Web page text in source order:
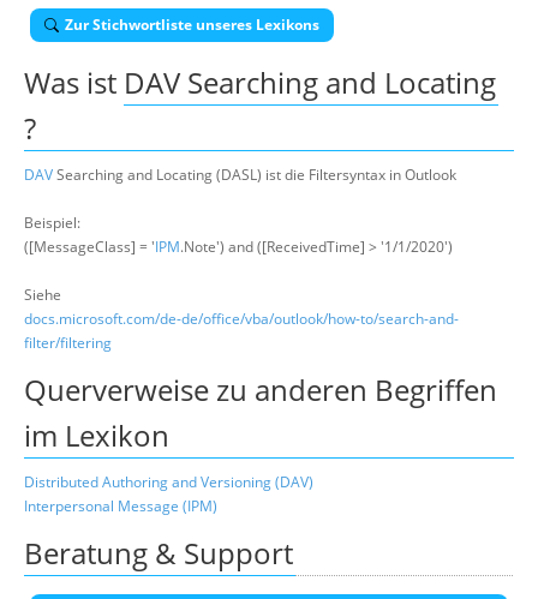
Zur Stichwortliste unseres Lexikons
Was ist DAV Searching and Locating
?
DAVSearching and Locating (DASL) ist die Filtersyntax in Outlook
Beispiel:
([MessageClass] = 'IPM.Note') and ([ReceivedTime] > '1/1/2020')
Siehe
docs.microsoft.com/de-de/office/vba/outlook/how-to/search-and-
filter/filtering
Querverweise zu anderen Begriffen
im Lexikon
Distributed Authoring and Versioning (DAV)
Interpersonal Message (IPM)
Beratung & Support